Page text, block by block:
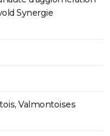
Synergie
Valmontoises